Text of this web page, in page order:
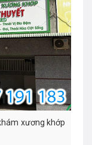
xương khớp